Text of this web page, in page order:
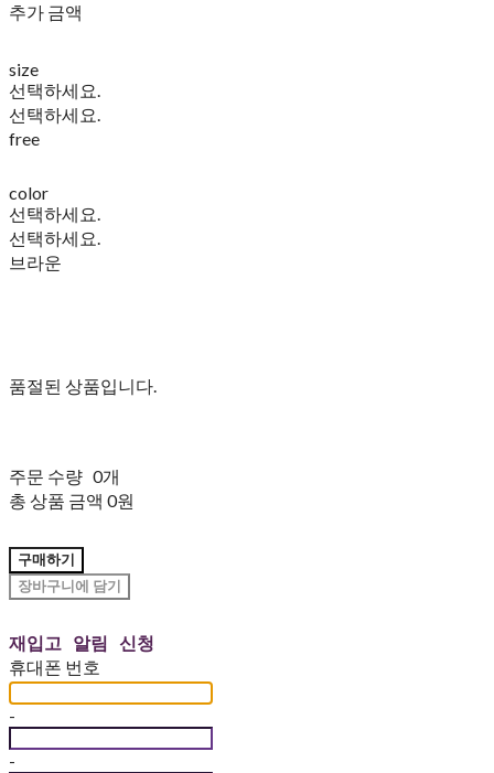
추가 금액
size
선택하세요.
선택하세요.
free
color
선택하세요.
선택하세요.
브라운
품절된 상품입니다.
주문 수량 0개
총 상품 금액 0원
구매하기
장바구니에 담기
재입고 알림 신청
휴대폰 번호
-
-